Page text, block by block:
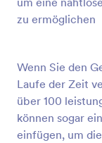
zu ermöglichen
Wenn Sie den
Laufe der Zeit
über 100
können sogar
einfügen, um